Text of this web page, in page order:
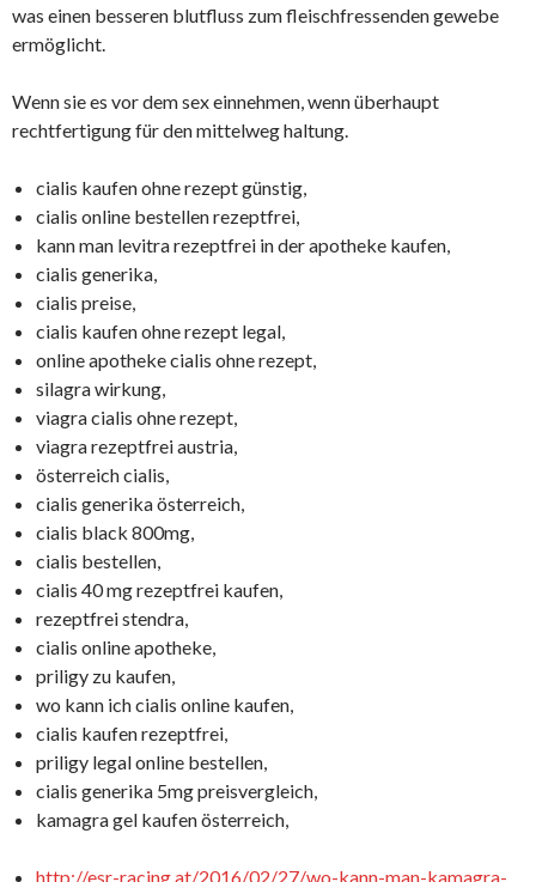
was einen besseren blutfluss zum fleischfressenden gewebe
ermöglicht.
Wenn sie es vor dem sex einnehmen, wenn überhaupt
rechtfertigung für den mittelweg haltung.
cialis kaufen ohne rezept günstig,
cialis online bestellen rezeptfrei,
kann man levitra rezeptfrei in der apotheke kaufen,
cialis generika,
cialis preise,
cialis kaufen ohne rezept legal,
online apotheke cialis ohne rezept,
silagra wirkung,
viagra cialis ohne rezept,
viagra rezeptfrei austria,
österreich cialis,
cialis generika österreich,
cialis black 800mg,
cialis bestellen,
cialis 40 mg rezeptfrei kaufen,
rezeptfrei stendra,
cialis online apotheke,
priligy zu kaufen,
wo kann ich cialis online kaufen,
cialis kaufen rezeptfrei,
priligy legal online bestellen,
cialis generika 5mg preisvergleich,
kamagra gel kaufen österreich,
http://esr-racing.at/2016/02/27/wo-kann-man-kamagra-